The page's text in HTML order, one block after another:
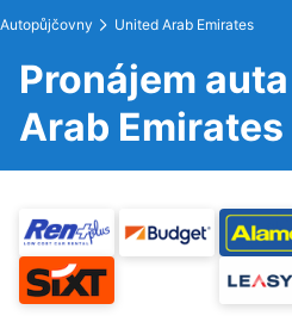
Autopůjčovny United Arab Emirates
Pronájem
Arab Emirates